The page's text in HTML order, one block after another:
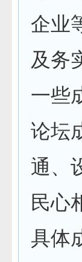
企业
及务
一些
论坛
通、
民心
具体